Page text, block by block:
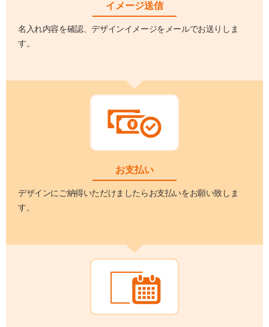
イメージ送信
名入れ内容を確認、デザインイメージをメールでお送りしま
す。
お支払い
デザインにご納得いただけましたらお支払いをお願い致しま
す。